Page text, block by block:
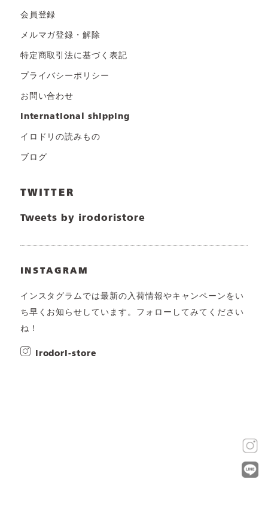
会員登録
メルマガ登録・解除
特定商取引法に基づく表記
プライバシーポリシー
お問い合わせ
international shipping
イロドリの読みもの
ブログ
TWITTER
Tweets by irodoristore
INSTAGRAM
インスタグラムでは最新の入荷情報やキャンペーンをい
ち早くお知らせしています。フォローしてみてください
ね！
irodori-store